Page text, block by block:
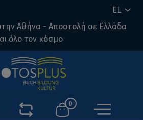
EL
Αθήνα - Αποστολή σε Ελλάδα
όλο τον κόσμο
0